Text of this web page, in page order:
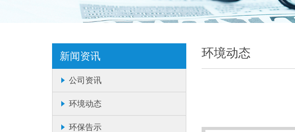
新闻资讯
公司资讯
环境动态
环保告示
环境动态